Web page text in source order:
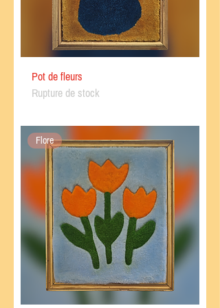
Pot de fleurs
Rupture de stock
Flore